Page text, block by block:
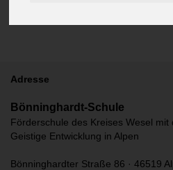
Adresse
Bönninghardt-Schule
Förderschule des Kreises Wesel
Geistige Entwicklung in Alpen
Bönninghardter Straße 86 · 46519